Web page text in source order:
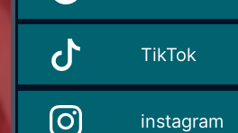
TikTok
instagram